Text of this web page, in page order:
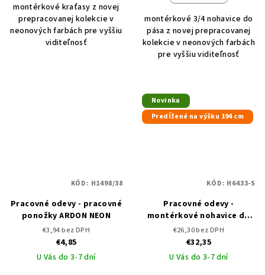
montérkové kraťasy z novej
prepracovanej kolekcie v
neonových farbách pre vyššiu
viditeľnosť
montérkové 3/4 nohavice do
pása z novej prepracovanej
kolekcie v neonových farbách
pre vyššiu viditeľnosť
Pracovné odevy - pracovné
ponožky ARDON NEON
€3,94 bez DPH
€4,85
U Vás do 3-7 dní
KÓD: H1498/38
Novinka
Predĺžené na výšku 194 cm
Pracovné odevy -
montérkové nohavice do
pása ARDON NEON
predĺžené
€26,30 bez DPH
€32,35
U Vás do 3-7 dní
KÓD: H6433-S